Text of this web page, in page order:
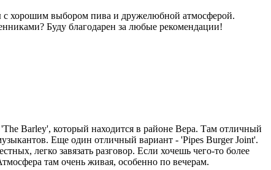
с хорошим выбором пива и дружелюбной атмосферой.
Буду благодарен за любые рекомендации!
Barley', который находится в районе Вера. Там отличный
Еще один отличный вариант - 'Pipes Burger Joint'.
легко завязать разговор. Если хочешь чего-то более
там очень живая, особенно по вечерам.